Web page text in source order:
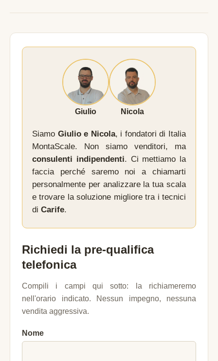
Giulio Nicola
Siamo Giulio e Nicola, i fondatori di Italia
MontaScale. Non siamo venditori, ma
consulenti indipendenti. Ci mettiamo la
faccia perché saremo noi a chiamarti
personalmente per analizzare la tua scala
e trovare la soluzione migliore tra i tecnici
di Carife.
Richiedi la pre-qualifica
telefonica
Compili i campi qui sotto: la richiameremo
nell'orario indicato. Nessun impegno, nessuna
vendita aggressiva.
Nome